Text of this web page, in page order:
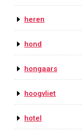
heren
hond
hongaars
hoogvliet
hotel